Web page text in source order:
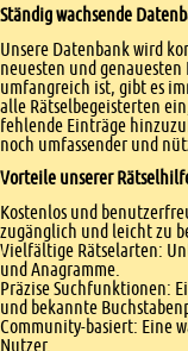
Ständig wachsende
Unsere Datenbank wird
neuesten und
umfangreich ist, gibt es
alle Rätselbegeisterten
fehlende Einträge
noch umfassender und
Vorteile unserer
Kostenlos und
zugänglich und leicht zu
Vielfältige Rätselarten:
und Anagramme.
Präzise Suchfunktionen:
und bekannte
Community-basiert: Eine
Nutzer.